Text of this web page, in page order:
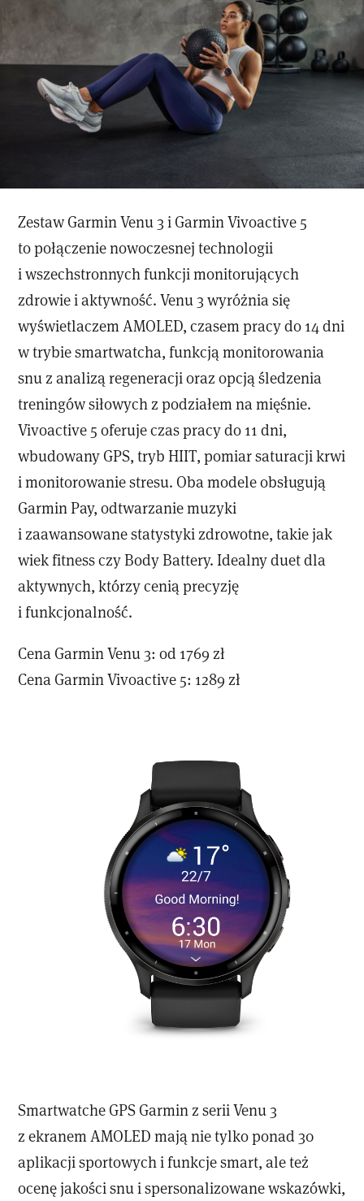
Zestaw Garmin Venu 3 i Garmin Vivoactive 5
to połączenie nowoczesnej technologii
i wszechstronnych funkcji monitorujących
zdrowie i aktywność. Venu 3 wyróżnia się
wyświetlaczem AMOLED, czasem pracy do 14 dni
w trybie smartwatcha, funkcją monitorowania
snu z analizą regeneracji oraz opcją śledzenia
treningów siłowych z podziałem na mięśnie.
Vivoactive 5 oferuje czas pracy do 11 dni,
wbudowany GPS, tryb HIIT, pomiar saturacji krwi
i monitorowanie stresu. Oba modele obsługują
Garmin Pay, odtwarzanie muzyki
i zaawansowane statystyki zdrowotne, takie jak
wiek fitness czy Body Battery. Idealny duet dla
aktywnych, którzy cenią precyzję
i funkcjonalność.
Cena Garmin Venu 3: od 1769 zł
Cena Garmin Vivoactive 5: 1289 zł
Smartwatche GPS Garmin z serii Venu 3
z ekranem AMOLED mają nie tylko ponad 30
aplikacji sportowych i funkcje smart, ale też
ocenę jakości snu i spersonalizowane wskazówki,